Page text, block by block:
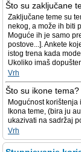
Što su zaključane
Zaključane teme su
nekog, a može ih biti
Moguće ih je samo
postove...]. Ankete
istog trena kada
Ukoliko imaš
Vrh
Što su ikone tema?
Mogućnost
Ikona teme, (bira ju
ukazivati na sadržaj
Vrh